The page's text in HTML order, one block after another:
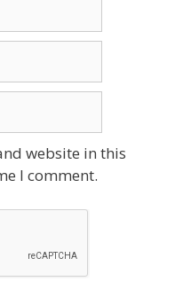
website in this
I comment.